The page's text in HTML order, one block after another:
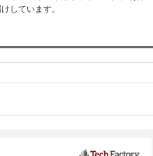
しています。